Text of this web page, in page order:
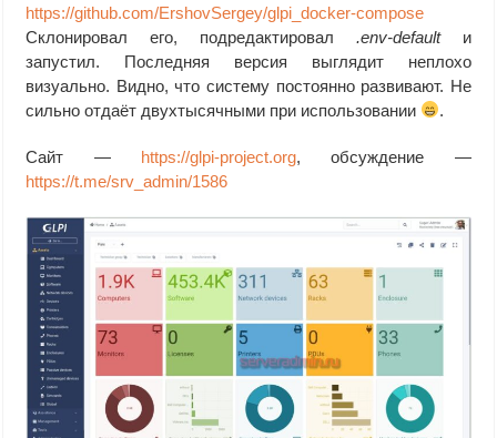
https://github.com/ErshovSergey/glpi_docker-compose
Склонировал его, подредактировал .env-defaultи
запустил. Последняя версия выглядит неплохо
визуально. Видно, что систему постоянно развивают. Не
сильно отдаёт двухтысячными при использовании
.
Сайт — https://glpi-project.org, обсуждение —
https://t.me/srv_admin/1586